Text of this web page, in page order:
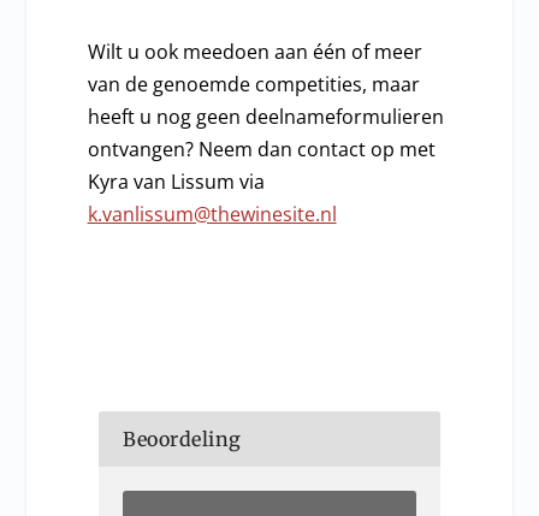
Wilt u ook meedoen aan één of meer
van de genoemde competities, maar
heeft u nog geen deelnameformulieren
ontvangen? Neem dan contact op met
Kyra van Lissum via
k.vanlissum@thewinesite.nl
Beoordeling